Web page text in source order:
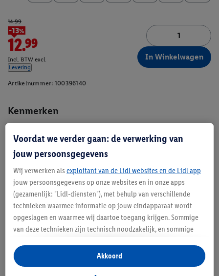
Kenmerken
14.99
-13%
12.99
Incl. BTW excl.
Levering
In Winkelwagen
Artikelnummer: 100396140
Beschrijving
Voordat we verder gaan: de verwerking van
jouw persoonsgegevens
Wij verwerken als exploitant van de Lidl websites en de Lidl app
jouw persoonsgegevens op onze websites en in onze apps
(gezamenlijk: "Lidl-diensten"), met behulp van verschillende
technieken waarmee informatie op jouw eindapparaat wordt
opgeslagen en waarmee wij daartoe toegang krijgen. Sommige
van deze technieken zijn technisch noodzakelijk, en sommige
opslaan van voorkeursinstellingen, het verzamelen en
analyseren van statistieken of voor het tonen van
Akkoord